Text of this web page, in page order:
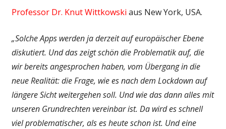
Professor Dr. Knut Wittkowski aus New York, USA.
„Solche Apps werden ja derzeit auf europäischer Ebene
diskutiert. Und das zeigt schön die Problematik auf, die
wir bereits angesprochen haben, vom Übergang in die
neue Realität: die Frage, wie es nach dem Lockdown auf
längere Sicht weitergehen soll. Und wie das dann alles mit
unseren Grund­rechten vereinbar ist. Da wird es schnell
viel problematischer, als es heute schon ist. Und eine